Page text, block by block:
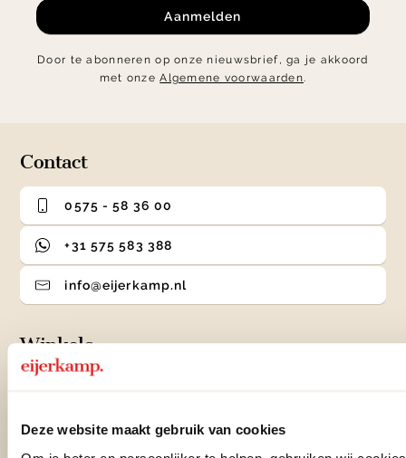
Deze website maakt gebruik van cookies
Aanmelden
Door te abonneren op onze nieuwsbrief, ga je akkoord
met onzeAlgemene voorwaarden.
Contact
0575 - 58 36 00
+31 575 583 388
info@eijerkamp.nl
Winkels
Woonwinkel Veenendaal
Adres & Openingstijden